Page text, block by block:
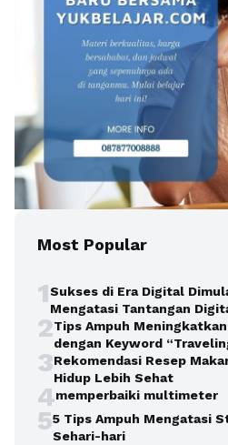
Most Popular
1Sukses di Era Digital
Mengatasi Tantangan
2Tips Ampuh
dengan Keyword
3Rekomendasi Resep
Hidup Lebih Sehat
4memperbaiki multimeter
55 Tips Ampuh Mengatasi
Sehari-hari